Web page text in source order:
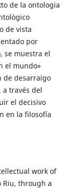
de la ontologia
de vista
por
se muestra el
el mundo»
de desarraigo
a través del
el decisivo
en la filosofía
work of
Riu, through a